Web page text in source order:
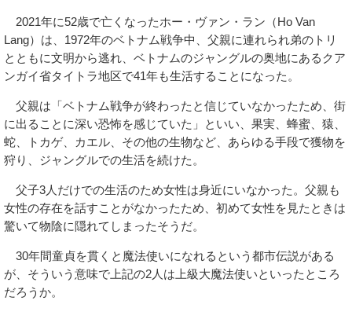
2021年に52歳で亡くなったホー・ヴァン・ラン（Ho Van
Lang）は、1972年のベトナム戦争中、父親に連れられ弟のトリ
とともに文明から逃れ、ベトナムのジャングルの奥地にあるクア
ンガイ省タイトラ地区で41年も生活することになった。
父親は「ベトナム戦争が終わったと信じていなかったため、街
に出ることに深い恐怖を感じていた」といい、果実、蜂蜜、猿、
蛇、トカゲ、カエル、その他の生物など、あらゆる手段で獲物を
狩り、ジャングルでの生活を続けた。
父子3人だけでの生活のため女性は身近にいなかった。父親も
女性の存在を話すことがなかったため、初めて女性を見たときは
驚いて物陰に隠れてしまったそうだ。
30年間童貞を貫くと魔法使いになれるという都市伝説がある
が、そういう意味で上記の2人は上級大魔法使いといったところ
だろうか。